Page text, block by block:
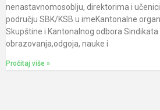
nenastavnomosoblju, direktorima i
području SBK/KSB u imeKantonalne
Skupštine i Kantonalnog odbora
obrazovanja,odgoja, nauke i
Pročitaj više »